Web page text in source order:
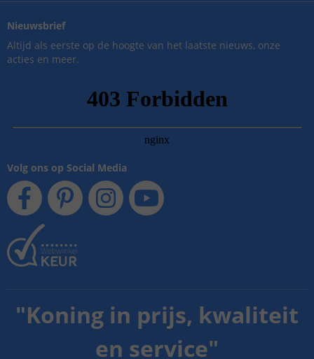
Nieuwsbrief
Altijd als eerste op de hoogte van het laatste nieuws, onze
acties en meer.
Volg ons op Social Media
"Koning in prijs, kwaliteit
en service"